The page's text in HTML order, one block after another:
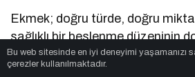
Ekmek; doğru türde, doğru
sağlıklı bir beslenme düzeninin
Asıl mesele ekmeği değil, fazlayı
Bu web sitesinde en iyi deneyimi yaşamanızı
çerezler kullanılmaktadır.